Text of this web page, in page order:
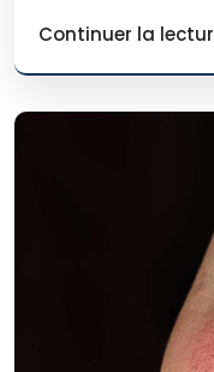
Continuer la